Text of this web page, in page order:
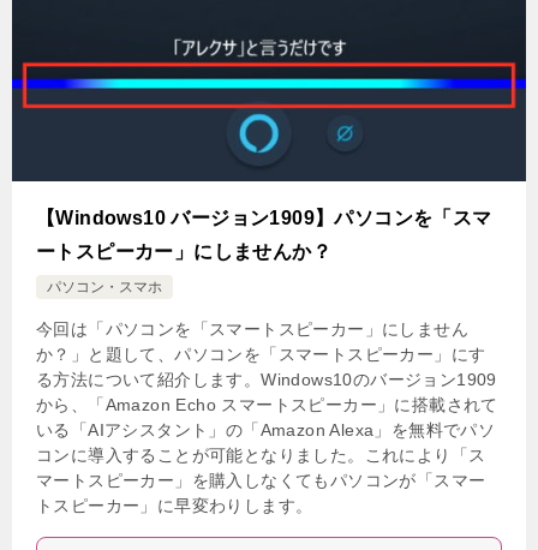
【Windows10 バージョン1909】パソコンを「スマ
ートスピーカー」にしませんか？
パソコン・スマホ
今回は「パソコンを「スマートスピーカー」にしません
か？」と題して、パソコンを「スマートスピーカー」にす
る方法について紹介します。Windows10のバージョン1909
から、「Amazon Echo スマートスピーカー」に搭載されて
いる「AIアシスタント」の「Amazon Alexa」を無料でパソ
コンに導入することが可能となりました。これにより「ス
マートスピーカー」を購入しなくてもパソコンが「スマー
トスピーカー」に早変わりします。